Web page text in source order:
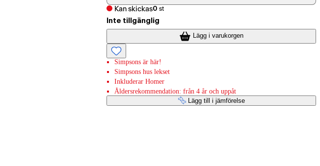
Kan skickas0 st
Inte tillgänglig
Lägg i varukorgen
Simpsons är här!
Simpsons hus lekset
Inkluderar Homer
Åldersrekommendation: från 4 år och uppåt
Lägg till i jämförelse